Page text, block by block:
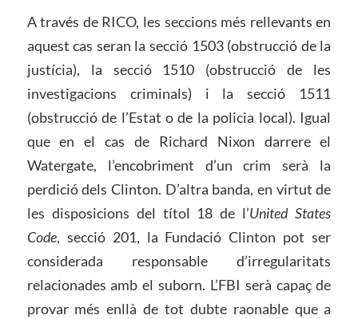
A través de RICO, les seccions més rellevants en
aquest cas seran la secció 1503 (obstrucció de la
justícia), la secció 1510 (obstrucció de les
investigacions criminals) i la secció 1511
(obstrucció de l’Estat o de la policia local). Igual
que en el cas de Richard Nixon darrere el
Watergate, l’encobriment d’un crim serà la
perdició dels Clinton. D’altra banda, en virtut de
les disposicions del títol 18 de l’United States
Code, secció 201, la Fundació Clinton pot ser
considerada responsable d’irregularitats
relacionades amb el suborn. L’FBI serà capaç de
provar més enllà de tot dubte raonable que a